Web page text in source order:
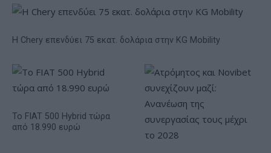
Η Chery επενδύει 75 εκατ. δολάρια στην KG Mobility
Το FIAT 500 Hybrid τώρα
από 18.990 ευρώ